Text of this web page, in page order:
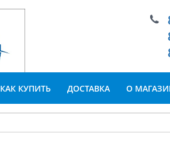
КАК КУПИТЬ ДОСТАВКА О